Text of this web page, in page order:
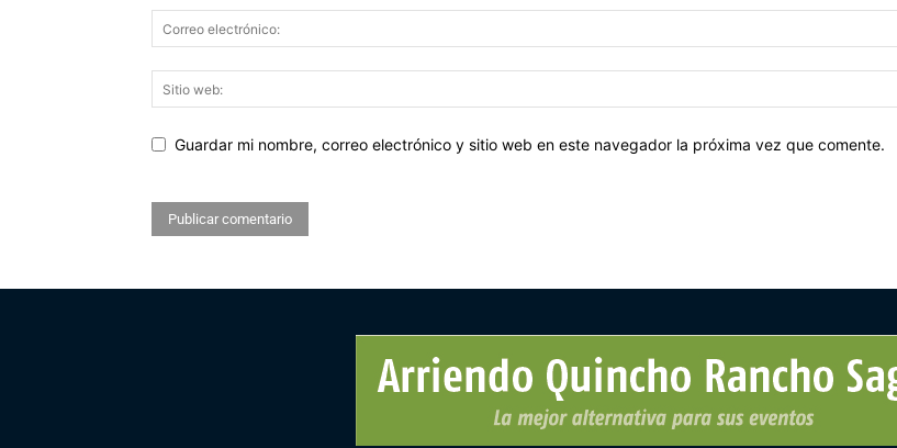
Guardar mi nombre, correo electrónico y sitio web en este navegador la próxima vez que comente.